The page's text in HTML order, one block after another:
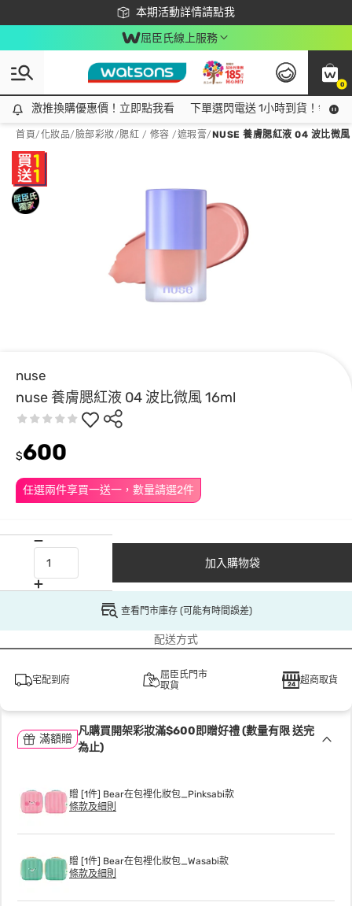
本期活動詳情請點我
下載app最高回饋$350
屈臣氏線上服務
0
激推換購優惠價！立即點我看
激推換購優惠價！立即點我看 下單選閃電送 1小時到貨！領神
首頁/化妝品/臉部彩妝/腮紅 / 修容 /遮瑕膏/NUSE 養膚腮紅液 04 波比微
nuse
nuse 養膚腮紅液 04 波比微風 16ml
任選兩件享買一送一，數量請選2件
$600
加入購物袋
查看門市庫存 (可能有時間誤差)
配送方式
宅配到府
屈臣氏門市
取貨
超商取貨
滿額贈
凡購買開架彩妝滿$600即贈好禮 (數量有限 送完
為止)
贈 [1件] Bear在包裡化妝包_Pinksabi款
條款及細則
贈 [1件] Bear在包裡化妝包_Wasabi款
條款及細則